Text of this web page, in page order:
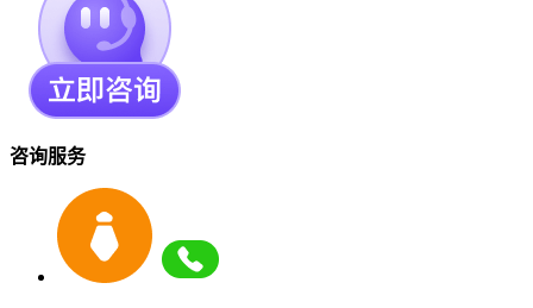
咨询服务